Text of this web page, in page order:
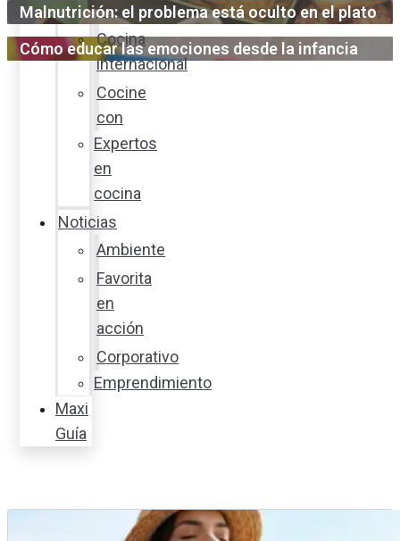
ecuatoriana
Cocina
internacional
Cocine
con
Expertos
en
cocina
Noticias
Ambiente
Favorita
en
acción
Corporativo
Emprendimiento
Maxi
Guía
Malnutrición: el problema está oculto en el plato
Cómo educar las emociones desde la infancia